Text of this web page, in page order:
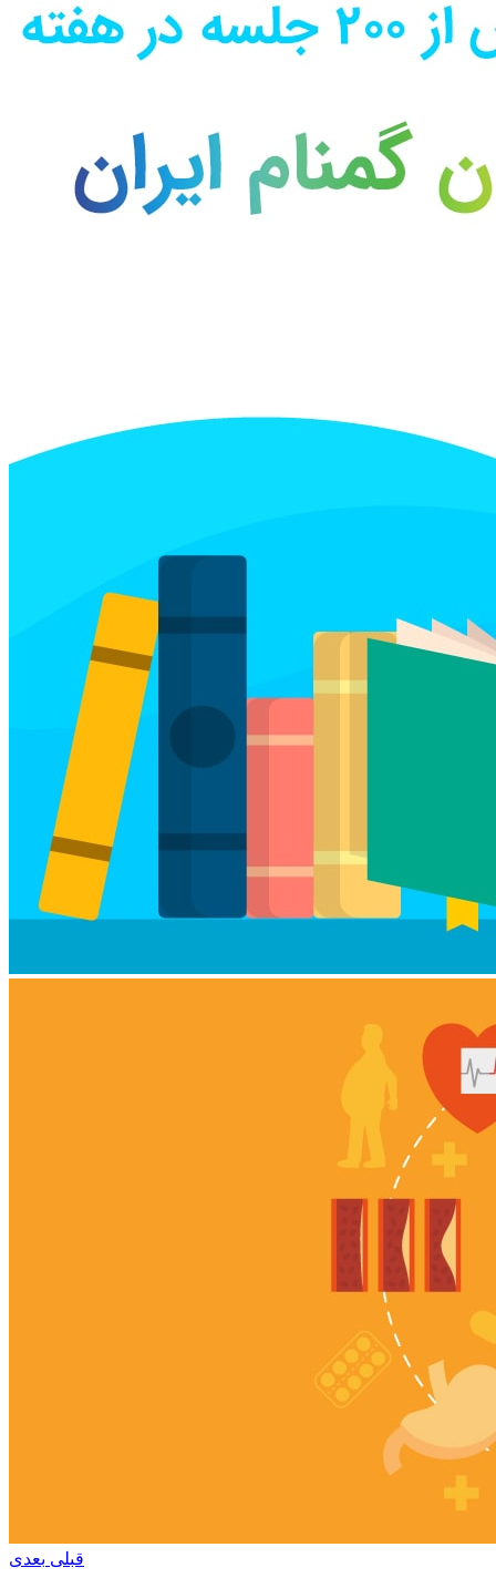
قبلی بعدی